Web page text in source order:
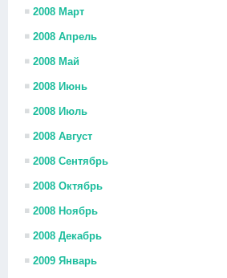
2008 Март
2008 Апрель
2008 Май
2008 Июнь
2008 Июль
2008 Август
2008 Сентябрь
2008 Октябрь
2008 Ноябрь
2008 Декабрь
2009 Январь